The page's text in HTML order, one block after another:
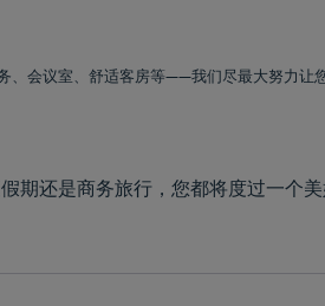
会议室、舒适客房等——我们尽最大努力让
期还是商务旅行，您都将度过一个美